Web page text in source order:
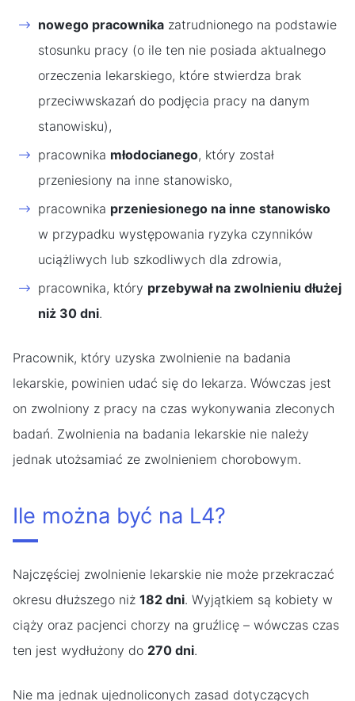
nowego pracownika zatrudnionego na podstawie
stosunku pracy (o ile ten nie posiada aktualnego
orzeczenia lekarskiego, które stwierdza brak
przeciwwskazań do podjęcia pracy na danym
stanowisku),
pracownika młodocianego, który został
przeniesiony na inne stanowisko,
pracownika przeniesionego na inne stanowisko
w przypadku występowania ryzyka czynników
uciążliwych lub szkodliwych dla zdrowia,
pracownika, który przebywał na zwolnieniu dłużej
niż 30 dni.
Pracownik, który uzyska zwolnienie na badania
lekarskie, powinien udać się do lekarza. Wówczas jest
on zwolniony z pracy na czas wykonywania zleconych
badań. Zwolnienia na badania lekarskie nie należy
jednak utożsamiać ze zwolnieniem chorobowym.
Ile można być na L4?
Najczęściej zwolnienie lekarskie nie może przekraczać
okresu dłuższego niż 182 dni. Wyjątkiem są kobiety w
ciąży oraz pacjenci chorzy na gruźlicę – wówczas czas
ten jest wydłużony do 270 dni.
Nie ma jednak ujednoliconych zasad dotyczących